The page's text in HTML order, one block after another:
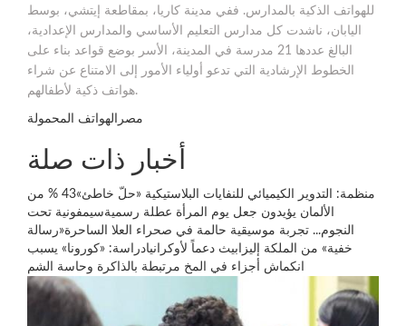
للهواتف الذكية بالمدارس. ففي مدينة كاريا، بمقاطعة إيتشي، بوسط
اليابان، ناشدت كل مدارس التعليم الأساسي والمدارس الإعدادية،
البالغ عددها 21 مدرسة في المدينة، الأسر بوضع قواعد بناء على
الخطوط الإرشادية التي تدعو أولياء الأمور إلى الامتناع عن شراء
هواتف ذكية لأطفالهم.
مصرالهواتف المحمولة
أخبار ذات صلة
منظمة: التدوير الكيميائي للنفايات البلاستيكية «حلّ خاطئ»43 % من
الألمان يؤيدون جعل يوم المرأة عطلة رسميةسيمفونية تحت
النجوم... تجربة موسيقية حالمة في صحراء العلا الساحرة«رسالة
خفية» من الملكة إليزابيث دعماً لأوكرانيادراسة: «كورونا» يسبب
انكماش أجزاء في المخ مرتبطة بالذاكرة وحاسة الشم